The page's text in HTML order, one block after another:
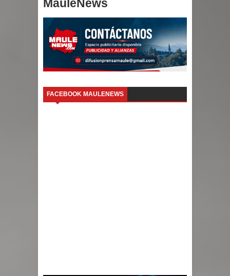
MauleNews
FACEBOOK MAULENEWS